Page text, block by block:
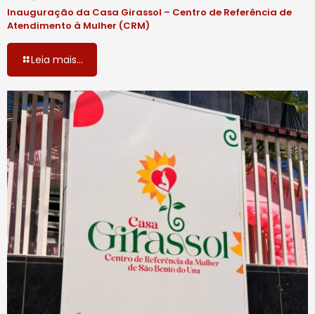
Inauguração da Casa Girassol – Centro de Referência de
Atendimento à Mulher (CRM)
Leia mais...